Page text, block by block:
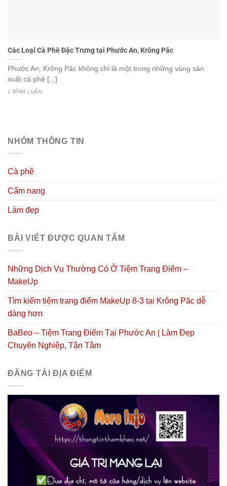
Các Loại Cà Phê Đặc Trưng tại Phước An, Krông Păc
Phước An, Krông Păc không chỉ là một trong những vùng sản
xuất cà phê [...]
1 BÌNH LUẬN
NHÓM THÔNG TIN
Cà phê
Cẩm nang
Làm đẹp
BÀI VIẾT ĐƯỢC QUAN TÂM
Những Dịch Vụ Thường Có Ở Tiệm Trang Điểm –
MakeUp
Tìm kiếm tiệm trang điểm MakeUp 8-3 tại Krông Păc dễ
dàng hơn
BaBeo – Tiệm Trang Điểm Tại Phước An | Làm Đẹp
Chuyên Nghiệp, Tận Tâm
ĐĂNG TẢI ĐỊA ĐIỂM